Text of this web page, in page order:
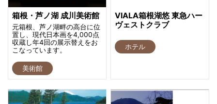
箱根・芦ノ湖 成川美術館
元箱根、芦ノ湖畔の高台に位
置し、現代日本画を4,000点
収蔵し年4回の展示替えをお
こなっています。
美術館
VIALA箱根湖悠 東急ハー
ヴェストクラブ
ホテル